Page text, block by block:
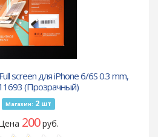
screen для iPhone 6/6S 0.3 mm,
(Прозрачный)
Магазин: 2 шт
200руб.